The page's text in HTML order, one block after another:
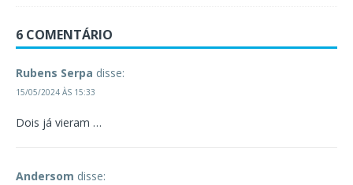
6 COMENTÁRIO
Rubens Serpa disse:
15/05/2024 ÀS 15:33
Dois já vieram …
Andersom disse: